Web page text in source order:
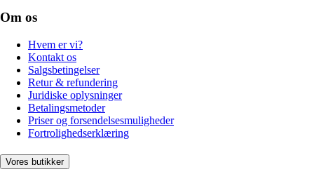
Om os
Hvem er vi?
Kontakt os
Salgsbetingelser
Retur & refundering
Juridiske oplysninger
Betalingsmetoder
Priser og forsendelsesmuligheder
Fortrolighedserklæring
Vores butikker